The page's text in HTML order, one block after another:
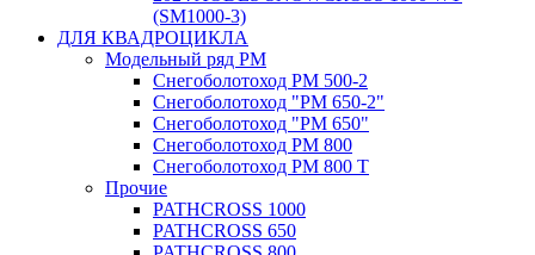
(SM1000-3)
ДЛЯ КВАДРОЦИКЛА
Модельный ряд РМ
Снегоболотоход РМ 500-2
Снегоболотоход "РМ 650-2"
Снегоболотоход "РМ 650"
Снегоболотоход РМ 800
Снегоболотоход РМ 800 Т
Прочие
PATHCROSS 1000
PATHCROSS 650